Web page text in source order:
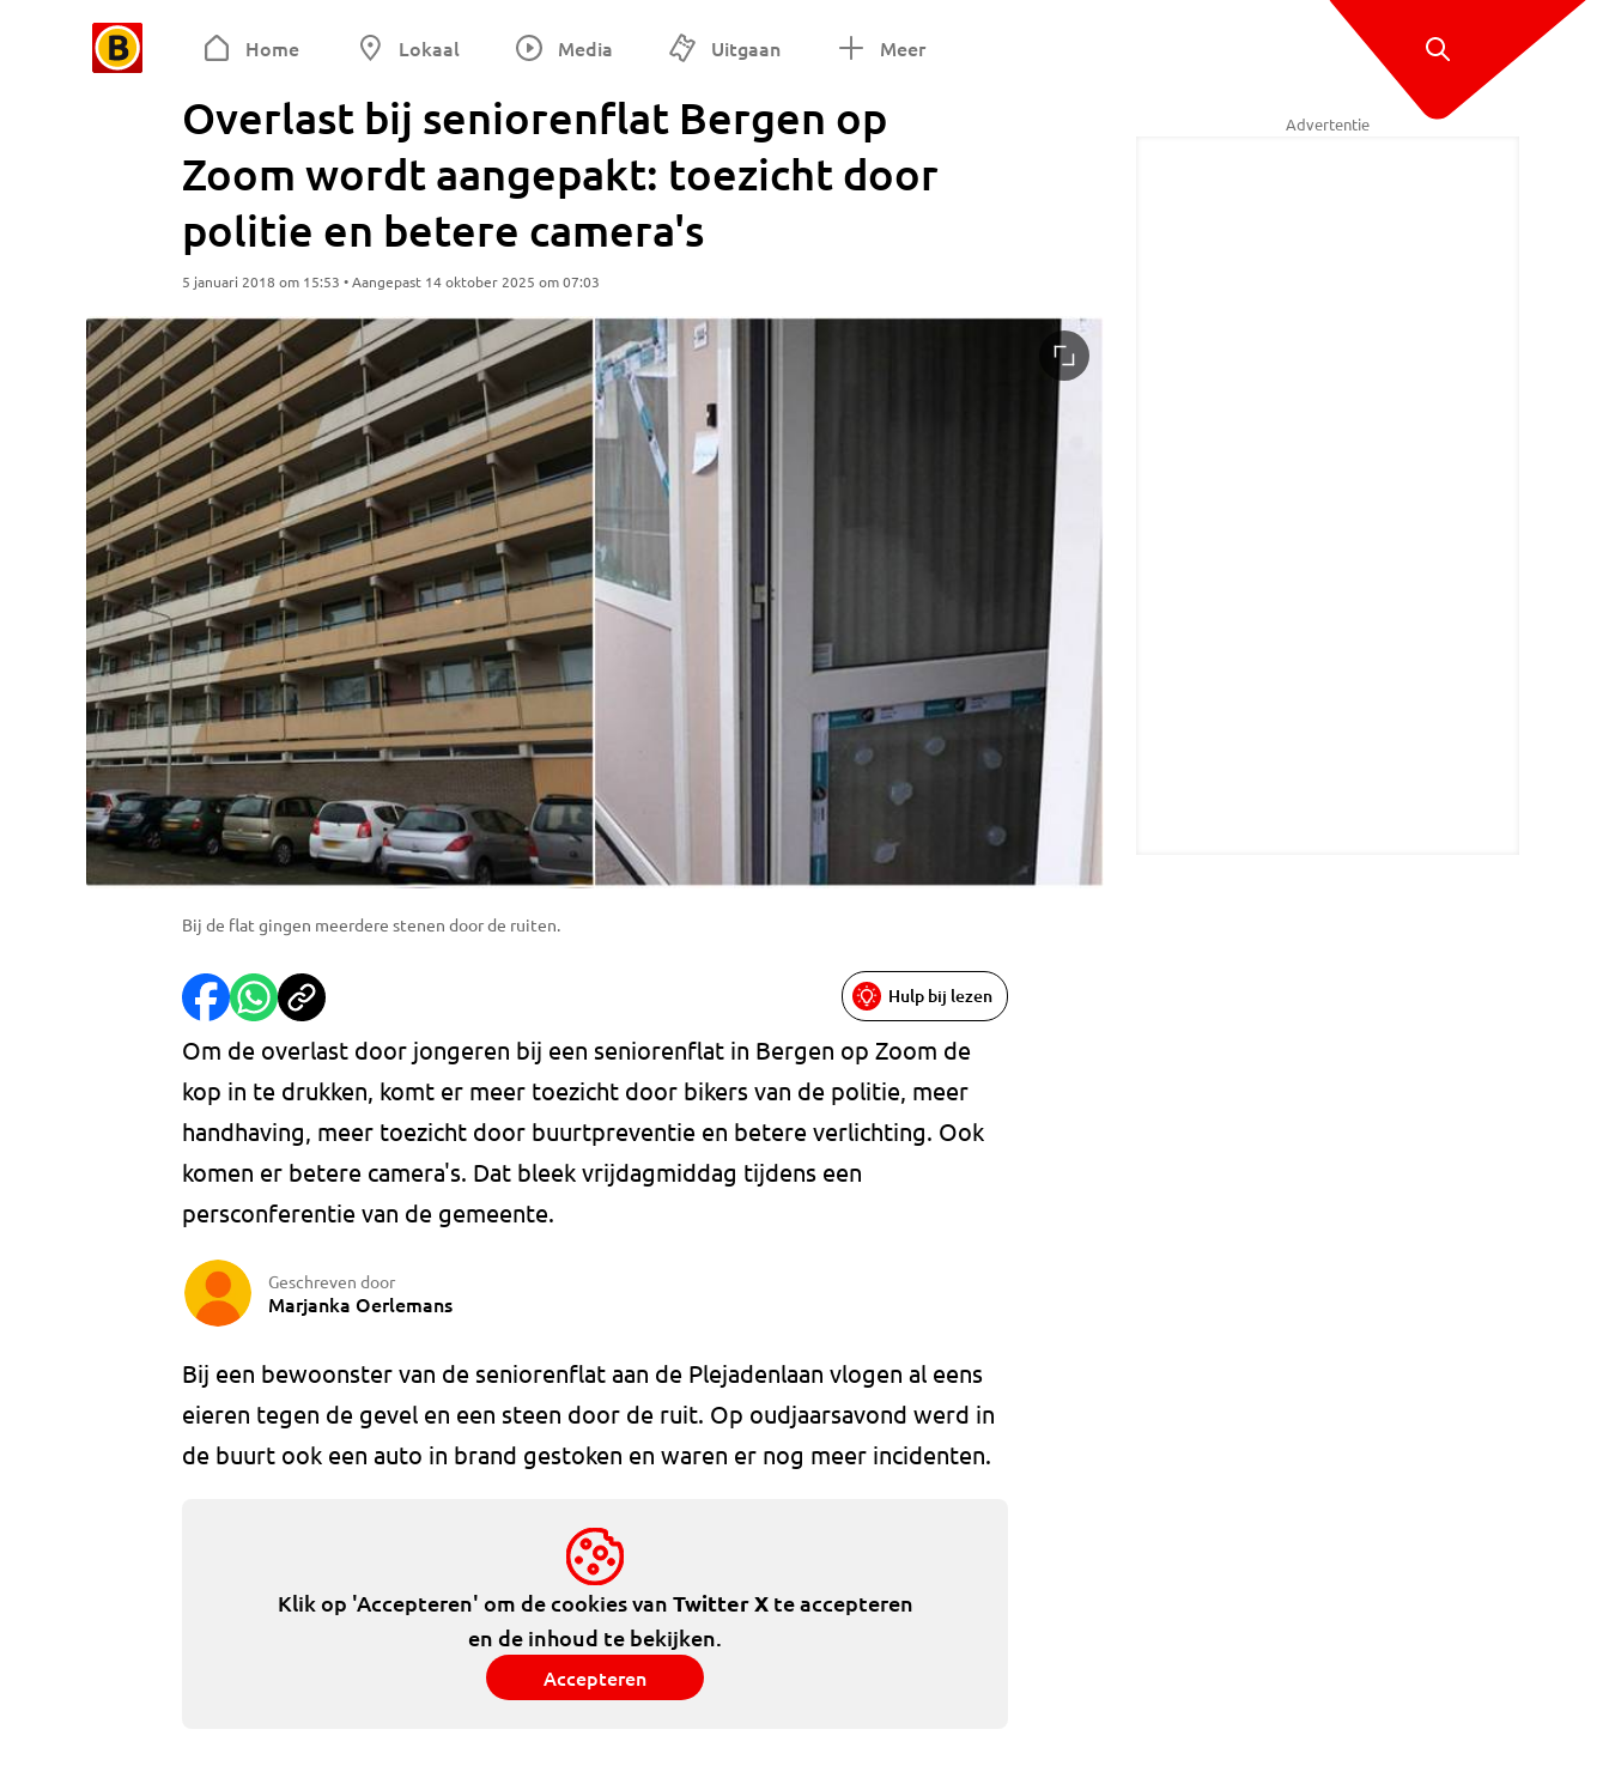
Home Lokaal Media Uitgaan Meer
Overlast bij seniorenflat Bergen op
Zoom wordt aangepakt: toezicht door
politie en betere camera's
5 januari 2018 om 15:53 • Aangepast 14 oktober 2025 om 07:03
Bij de flat gingen meerdere stenen door de ruiten.
Hulp bij lezen
Om de overlast door jongeren bij een seniorenflat in Bergen op Zoom de
kop in te drukken, komt er meer toezicht door bikers van de politie, meer
handhaving, meer toezicht door buurtpreventie en betere verlichting. Ook
komen er betere camera's. Dat bleek vrijdagmiddag tijdens een
persconferentie van de gemeente.
Geschreven door
Marjanka Oerlemans
Bij een bewoonster van de seniorenflat aan de Plejadenlaan vlogen al eens
eieren tegen de gevel en een steen door de ruit. Op oudjaarsavond werd in
de buurt ook een auto in brand gestoken en waren er nog meer incidenten.
Klik op 'Accepteren' om de cookies van Twitter Xte accepteren
en de inhoud te bekijken.
Accepteren
Advertentie